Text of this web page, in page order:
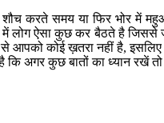
शौच करते समय या फिर भोर
में लोग ऐसा कुछ कर बैठते है
आपको कोई ख़तरा नहीं है,
कि अगर कुछ बातों का ध्यान रखें